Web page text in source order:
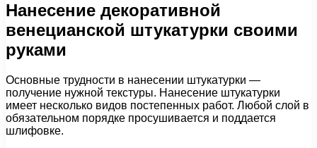
Нанесение декоративной
венецианской штукатурки своими
руками
Основные трудности в нанесении штукатурки —
получение нужной текстуры. Нанесение штукатурки
имеет несколько видов постепенных работ. Любой слой в
обязательном порядке просушивается и поддается
шлифовке.